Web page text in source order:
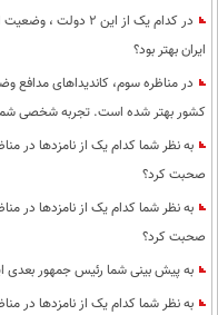
در کدام یک از این
ایران بهتر بود؟
در مناظره سوم، کاندیداهای مدافع
کشور بهتر شده است. تجربه شخصی
به نظر شما کدام یک از نامزدها در
صحبت کرد؟
به نظر شما کدام یک از نامزدها در
صحبت کرد؟
به پیش بینی شما رئیس جمهور بعدی
به نظر شما کدام یک از نامزدها در